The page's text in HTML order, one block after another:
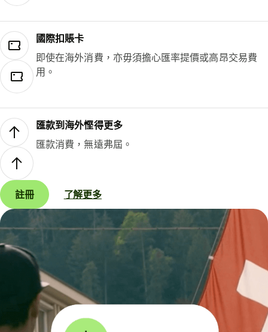
國際扣賬卡
即使在海外消費，亦毋須擔心匯率提價或高昂交易費
用。
匯款到海外慳得更多
匯款消費，無遠弗屆。
註冊 了解更多